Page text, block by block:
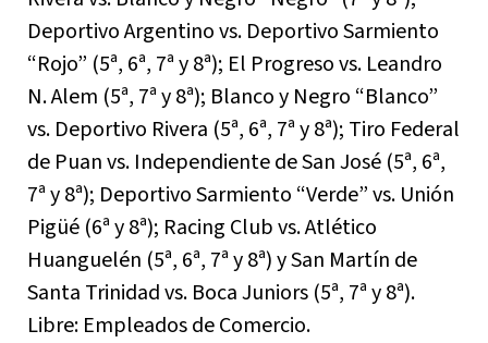
Deportivo Argentino vs. Deportivo Sarmiento
“Rojo” (5ª, 6ª, 7ª y 8ª); El Progreso vs. Leandro
N. Alem (5ª, 7ª y 8ª); Blanco y Negro “Blanco”
vs. Deportivo Rivera (5ª, 6ª, 7ª y 8ª); Tiro Federal
de Puan vs. Independiente de San José (5ª, 6ª,
7ª y 8ª); Deportivo Sarmiento “Verde” vs. Unión
Pigüé (6ª y 8ª); Racing Club vs. Atlético
Huanguelén (5ª, 6ª, 7ª y 8ª) y San Martín de
Santa Trinidad vs. Boca Juniors (5ª, 7ª y 8ª).
Libre: Empleados de Comercio.